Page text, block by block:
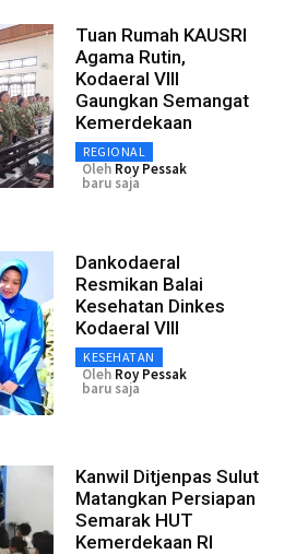
Tuan Rumah KAUSRI
Agama Rutin,
Kodaeral VIII
Gaungkan Semangat
Kemerdekaan
REGIONAL
Oleh Roy Pessak
baru saja
Dankodaeral
Resmikan Balai
Kesehatan Dinkes
Kodaeral VIII
KESEHATAN
Oleh Roy Pessak
baru saja
Kanwil Ditjenpas Sulut
Matangkan Persiapan
Semarak HUT
Kemerdekaan RI